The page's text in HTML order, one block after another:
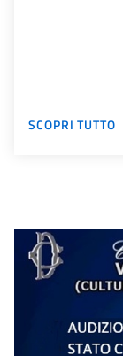
SCOPRI TUTTO